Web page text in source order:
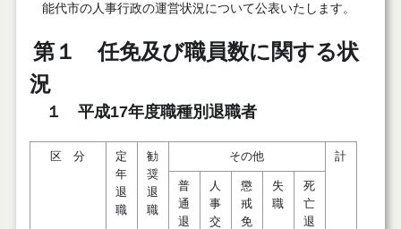
能代市の人事行政の運営状況について公表いたします。
第１ 任免及び職員数に関する状
況
１ 平成17年度職種別退職者
区 分
定
年
退
職
勧
奨
退
職
その他 計
普
通
退
人
事
交
懲
戒
免
失
職
死
亡
退